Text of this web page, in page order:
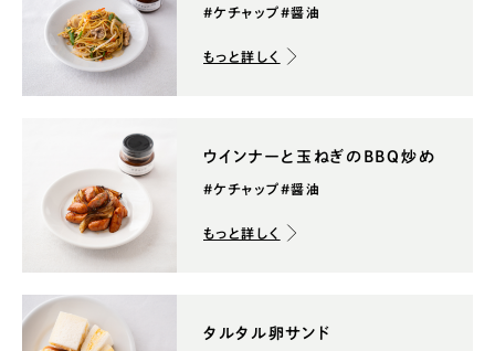
#ケチャップ#醤油
もっと詳しく
ウインナーと玉ねぎのBBQ炒め
#ケチャップ#醤油
もっと詳しく
タルタル卵サンド